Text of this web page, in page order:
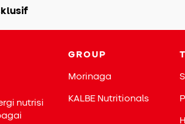
batuk alergi lebih membutuhkan
nutrisi
GROUP
Morinaga
KALBE Nutritionals